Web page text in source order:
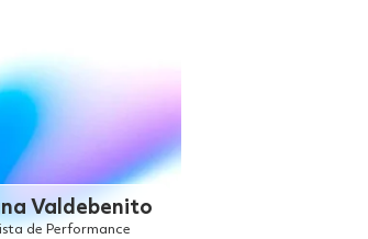
Valdebenito
de Performance